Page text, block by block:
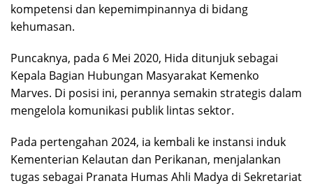
kompetensi dan kepemimpinannya di bidang
kehumasan.
Puncaknya, pada 6 Mei 2020, Hida ditunjuk sebagai
Kepala Bagian Hubungan Masyarakat Kemenko
Marves. Di posisi ini, perannya semakin strategis dalam
mengelola komunikasi publik lintas sektor.
Pada pertengahan 2024, ia kembali ke instansi induk
Kementerian Kelautan dan Perikanan, menjalankan
tugas sebagai Pranata Humas Ahli Madya di Sekretariat